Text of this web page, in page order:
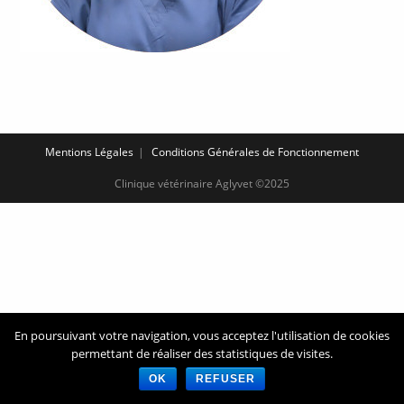
Mentions Légales Conditions Générales de Fonctionnement
Clinique vétérinaire Aglyvet ©2025
En poursuivant votre navigation, vous acceptez l'utilisation de cookies
permettant de réaliser des statistiques de visites.
OK REFUSER